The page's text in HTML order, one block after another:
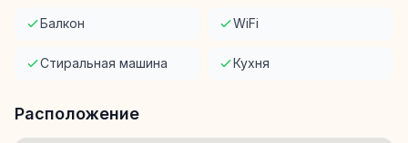
Балкон WiFi
Стиральная машина Кухня
Расположение